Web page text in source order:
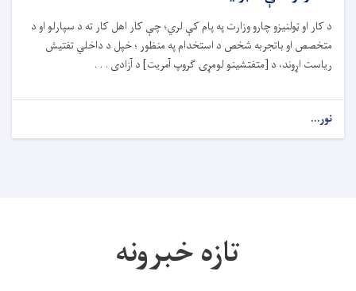
د کار او ټولنیزو چارو وزارت په پام کې لري؛ چې کار اهل کار ته د سپارلو او د
متخصص او باتجربه شخص د استخدام په منظور ؛ خپل د داخلي تفتیش
ریاست اړوند، د [متفتشینو لومړۍ ګروپ آمریت] د آزادی . . .
نور...
تازه خبرونه